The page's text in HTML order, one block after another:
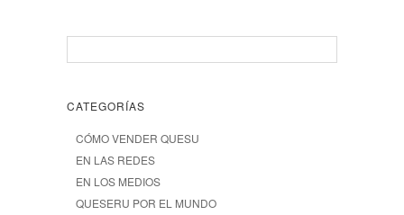
CATEGORÍAS
CÓMO VENDER QUESU
EN LAS REDES
EN LOS MEDIOS
QUESERU POR EL MUNDO